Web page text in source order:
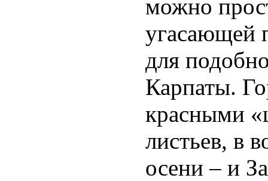
можно
угасающей
для
Карпаты.
красными
листьев, в
осени – и